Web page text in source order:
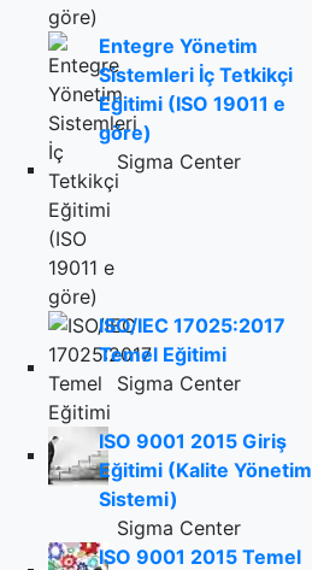
Entegre Yönetim
Sistemleri İç Tetkikçi
Eğitimi (ISO 19011 e
göre)
Sigma Center
ISO/IEC 17025:2017
Temel Eğitimi
Sigma Center
ISO 9001 2015 Giriş
Eğitimi (Kalite Yönetim
Sistemi)
Sigma Center
ISO 9001 2015 Temel